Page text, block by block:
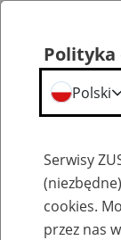
Emerytury
Polityka
Polski
Serwisy
cookies.
przez nas